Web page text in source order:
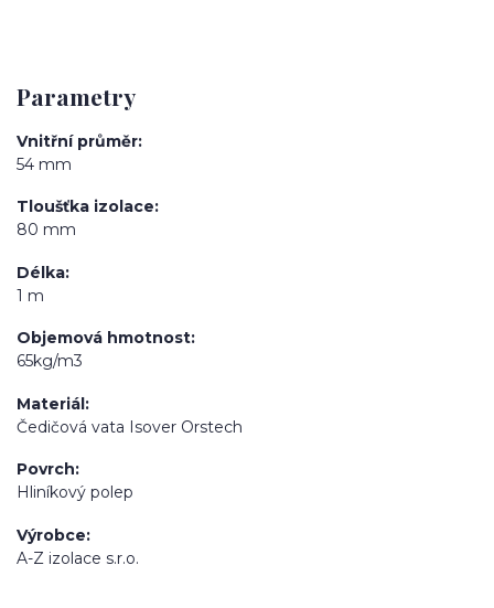
Parametry
Vnitřní průměr
54 mm
Tloušťka izolace
80 mm
Délka
1 m
Objemová hmotnost
65kg/m3
Materiál
Čedičová vata Isover Orstech
Povrch
Hliníkový polep
Výrobce
A-Z izolace s.r.o.